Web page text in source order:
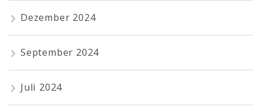
Dezember 2024
September 2024
Juli 2024